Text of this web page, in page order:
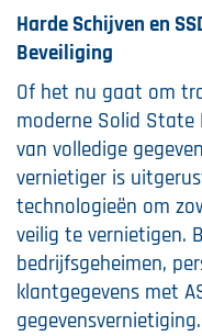
Harde Schijven en
Beveiliging
Of het nu gaat om
moderne Solid State
van volledige
vernietiger is
technologieën om
veilig te vernietigen.
bedrijfsgeheimen,
klantgegevens met
gegevensvernietiging.